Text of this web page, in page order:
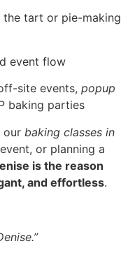
the tart or pie-making
event flow
site events, popup
baking parties
our baking classes in
or planning a
is the reason
and effortless.